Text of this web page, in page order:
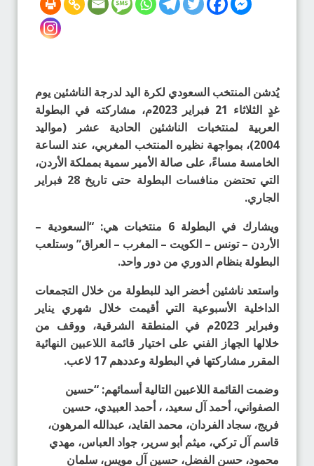
يُدشن المنتخب السعودي لكرة اليد لدرجة الناشئين يوم
غدٍ الثلاثاء 21 فبراير 2023م، مشاركته في البطولة
العربية لمنتخبات الناشئين الحادية عشر (مواليد
2004)، بمواجهة نظيره المنتخب المغربي، عند الساعة
الخامسة مساءً، على صالة الأمير سمية بمملكة الأردن،
التي تحتضن منافسات البطولة حتى تاريخ 28 فبراير
الجاري.
ويشارك في البطولة 6 منتخبات هي: “السعودية –
الأردن – تونس – الكويت – المغرب – العراق” وستلعب
البطولة بنظام الدوري من دور واحد.
واستعد ناشئين أخضر اليد للبطولة من خلال التجمعات
الداخلية الأسبوعية التي أقيمت خلال شهري يناير
وفبراير 2023م في المنطقة الشرقية، ووقف من
خلالها الجهاز الفني على اختيار قائمة اللاعبين النهائية
المقرر مشاركتها في البطولة وعددهم 17 لاعب.
وضمت القائمة اللاعبين التالية أسمائهم: “حسين
الصفواني، أحمد آل سعيد، ، أحمد العبيدي، حسين
فريج، سجاد الفردان، محمد القايد، عبدالله المرهون،
قاسم آل تركي، ميثم أبو سرير، جواد العباس، مهدي
محمود، حسن الفضل، حسين آل مويس، سلمان